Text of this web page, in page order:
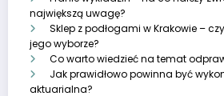
największą uwagę?
Sklep z podłogami w Krakowie –
jego wyborze?
Co warto wiedzieć na temat
Jak prawidłowo powinna być
aktuarialna?